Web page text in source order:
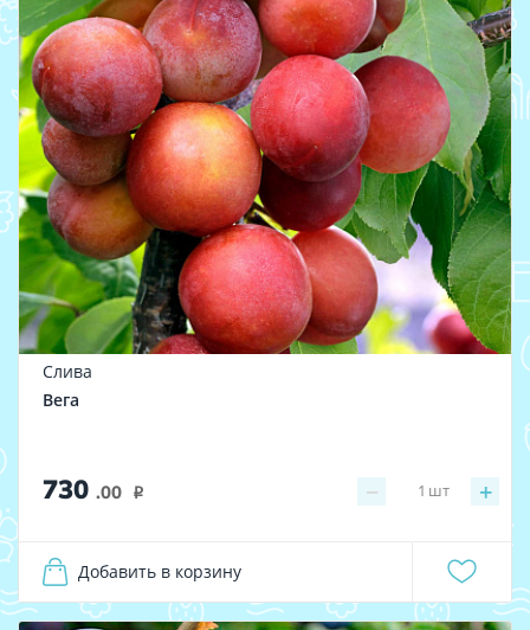
Слива
Вега
730 .00 i − +
1 шт
Добавить в корзину